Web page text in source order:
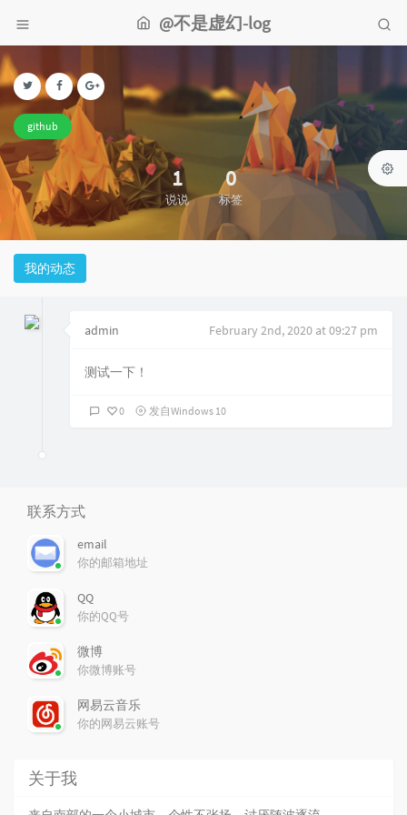
@不是虚幻-log
github
1
说说
0
标签
我的动态
admin February 2nd, 2020 at 09:27 pm
测试一下！
0 发自Windows 10
联系方式
email
你的邮箱地址
QQ
你的QQ号
微博
你微博账号
网易云音乐
你的网易云账号
关于我